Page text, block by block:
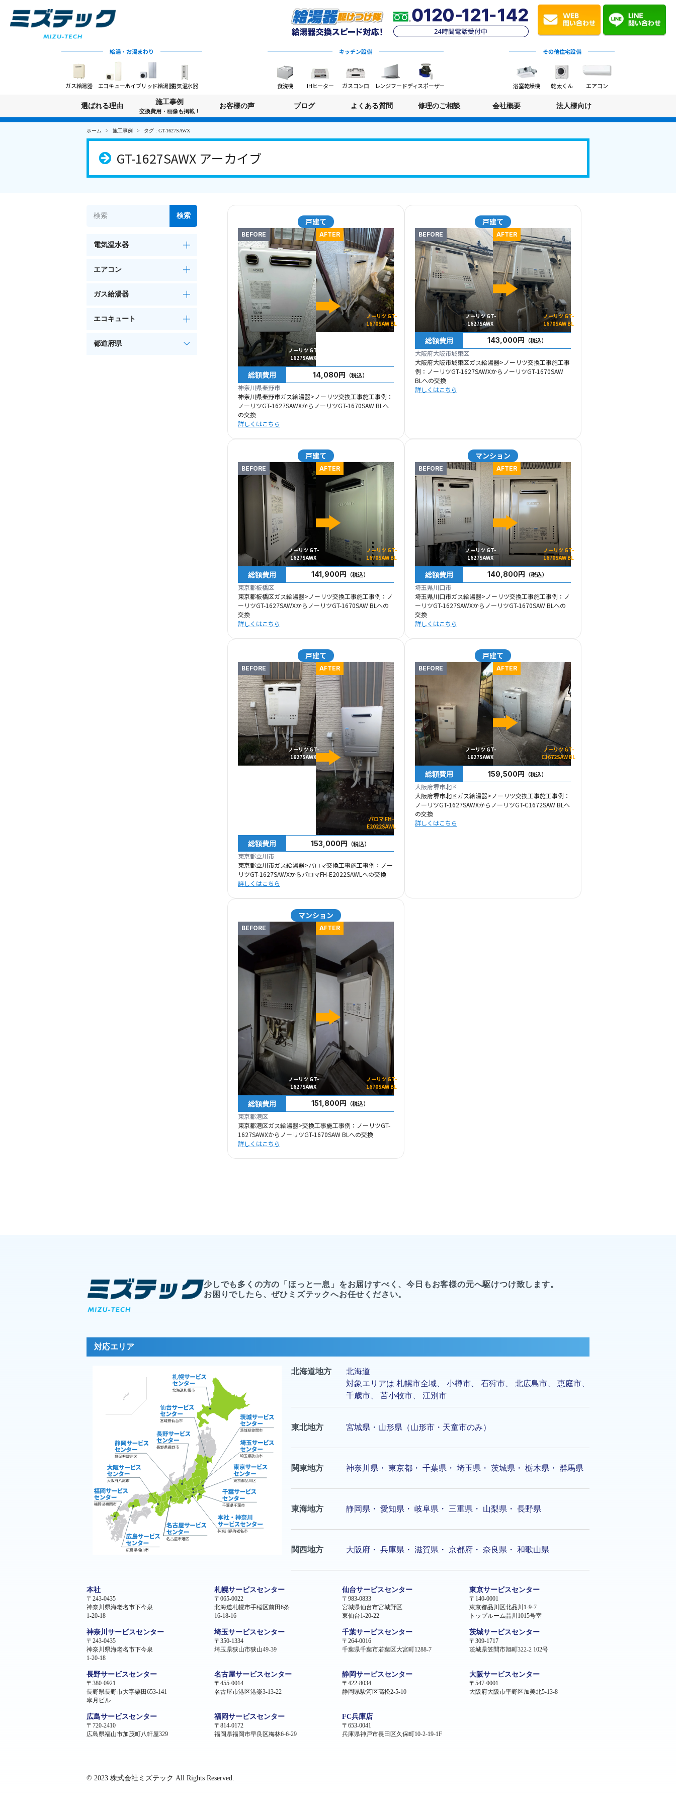
給湯・お湯まわり
ガス給湯器 エコキュートハイブリッド給湯器電気温水器
キッチン設備
食洗機 IHヒーター ガスコンロ レンジフードディスポーザー
その他住宅設備
浴室乾燥機 乾太くん エアコン
選ばれる理由
施工事例
交換費用・画像も掲載！
お客様の声 ブログ よくある質問 修理のご相談 会社概要 法人様向け
ホーム 施工事例 タグ : GT-1627SAWX
GT-1627SAWX アーカイブ
戸建て
BEFORE
ノーリツ GT-
1627SAWX
AFTER
ノーリツ GT-
1670SAW BL
総額費用 14,080円 （税込）
神奈川県秦野市
神奈川県秦野市ガス給湯器>ノーリツ交換工事施工事例：
ノーリツGT-1627SAWXからノーリツGT-1670SAW BLへ
の交換
詳しくはこちら
戸建て
BEFORE
ノーリツ GT-
1627SAWX
AFTER
ノーリツ GT-
1670SAW BL
総額費用 143,000円 （税込）
大阪府大阪市城東区
大阪府大阪市城東区ガス給湯器>ノーリツ交換工事施工事
例：ノーリツGT-1627SAWXからノーリツGT-1670SAW
BLへの交換
詳しくはこちら
戸建て
BEFORE
ノーリツ GT-
1627SAWX
AFTER
ノーリツ GT-
1670SAW BL
総額費用 141,900円 （税込）
東京都板橋区
東京都板橋区ガス給湯器>ノーリツ交換工事施工事例：ノ
ーリツGT-1627SAWXからノーリツGT-1670SAW BLへの
交換
詳しくはこちら
マンション
BEFORE
ノーリツ GT-
1627SAWX
AFTER
ノーリツ GT-
1670SAW BL
総額費用 140,800円 （税込）
埼玉県川口市
埼玉県川口市ガス給湯器>ノーリツ交換工事施工事例：ノ
ーリツGT-1627SAWXからノーリツGT-1670SAW BLへの
交換
詳しくはこちら
戸建て
BEFORE
ノーリツ GT-
1627SAWX
AFTER
パロマ FH-
E2022SAWL
総額費用 153,000円 （税込）
東京都立川市
東京都立川市ガス給湯器>パロマ交換工事施工事例：ノー
リツGT-1627SAWXからパロマFH-E2022SAWLへの交換
詳しくはこちら
戸建て
BEFORE
ノーリツ GT-
1627SAWX
AFTER
ノーリツ GT-
C1672SAW BL
総額費用 159,500円 （税込）
大阪府堺市北区
大阪府堺市北区ガス給湯器>ノーリツ交換工事施工事例：
ノーリツGT-1627SAWXからノーリツGT-C1672SAW BLへ
の交換
詳しくはこちら
マンション
BEFORE
ノーリツ GT-
1627SAWX
AFTER
ノーリツ GT-
1670SAW BL
総額費用 151,800円 （税込）
東京都港区
東京都港区ガス給湯器>交換工事施工事例：ノーリツGT-
1627SAWXからノーリツGT-1670SAW BLへの交換
詳しくはこちら
電気温水器
エアコン
ガス給湯器
エコキュート
少しでも多くの方の「ほっと一息」をお届けすべく、今日もお客様の元へ駆けつけ致します。
お困りでしたら、ぜひミズテックへお任せください。
対応エリア
北海道地方
北海道
対象エリアは 札幌市全域、 小樽市 石狩市 北広島市 恵庭市
千歳市
苫小牧市 江別市
東北地方 宮城県・山形県（山形市・天童市のみ）
関東地方 神奈川県 ・ 東京都 ・ 千葉県 ・ 埼玉県 ・ 茨城県 ・ 栃木県 ・ 群馬県
東海地方 静岡県 ・ 愛知県 ・ 岐阜県 ・ 三重県 ・ 山梨県 ・ 長野県
関西地方 大阪府 ・ 兵庫県 ・ 滋賀県 ・ 京都府 ・ 奈良県 ・ 和歌山県
本社
〒243-0435
神奈川県海老名市下今泉
1-20-18
札幌サービスセンター
〒065-0022
北海道札幌市手稲区前田6条
16-18-16
仙台サービスセンター
〒983-0833
宮城県仙台市宮城野区
東仙台1-20-22
東京サービスセンター
〒140-0001
東京都品川区北品川1-9-7
トップルーム品川1015号室
神奈川サービスセンター
〒243-0435
神奈川県海老名市下今泉
1-20-18
埼玉サービスセンター
〒350-1334
埼玉県狭山市狭山49-39
千葉サービスセンター
〒264-0016
千葉県千葉市若葉区大宮町1288-7
茨城サービスセンター
〒309-1717
茨城県笠間市旭町322-2 102号
長野サービスセンター
〒380-0921
長野県長野市大字栗田653-141
皐月ビル
名古屋サービスセンター
〒455-0014
名古屋市港区港楽3-13-22
静岡サービスセンター
〒422-8034
静岡県駿河区高松2-5-10
大阪サービスセンター
〒547-0001
大阪府大阪市平野区加美北5-13-8
広島サービスセンター
〒720-2410
広島県福山市加茂町八軒屋329
福岡サービスセンター
〒814-0172
福岡県福岡市早良区梅林6-6-29
FC兵庫店
〒653-0041
兵庫県神戸市長田区久保町10-2-19-1F
© 2023 株式会社ミズテック All Rights Reserved.